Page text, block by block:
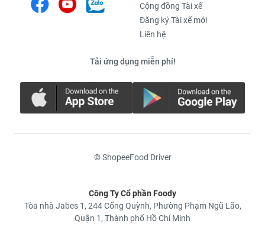
Cộng đồng Tài xế
Đăng ký Tài xế mới
Liên hệ
Tải ứng dụng miễn phí!
© ShopeeFood Driver
Công Ty Cổ phần Foody
Tòa nhà Jabes 1, 244 Cống Quỳnh, Phường Phạm Ngũ Lão,
Quận 1, Thành phố Hồ Chí Minh